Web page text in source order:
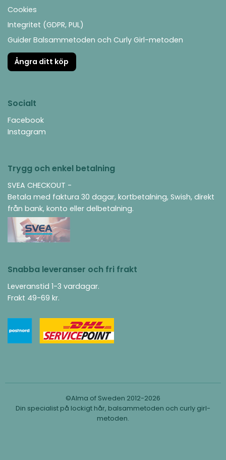
Cookies
Integritet (GDPR, PUL)
Guider Balsammetoden och Curly Girl-metoden
Ångra ditt köp
Socialt
Facebook
Instagram
Trygg och enkel betalning
SVEA CHECKOUT -
Betala med faktura 30 dagar, kortbetalning, Swish, direkt
från bank, konto eller delbetalning.
Snabba leveranser och fri frakt
Leveranstid 1-3 vardagar.
Frakt 49-69 kr.
©Alma of Sweden 2012-2026
Din specialist på lockigt hår, balsammetoden och curly girl-
metoden.